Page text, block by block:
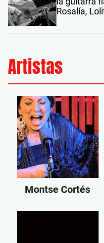
Rosalía,
Artistas
Montse Cortés